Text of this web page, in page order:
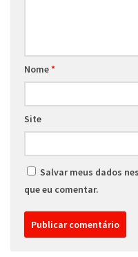
Nome*
Site
Salvar meus dados
que eu comentar.